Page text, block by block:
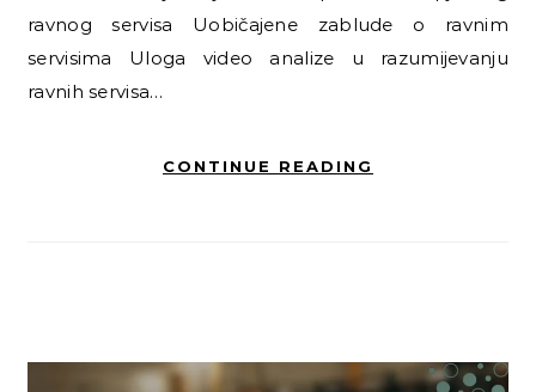
ravnog servisa Uobičajene zablude o ravnim
servisima Uloga video analize u razumijevanju
ravnih servisa…
CONTINUE READING